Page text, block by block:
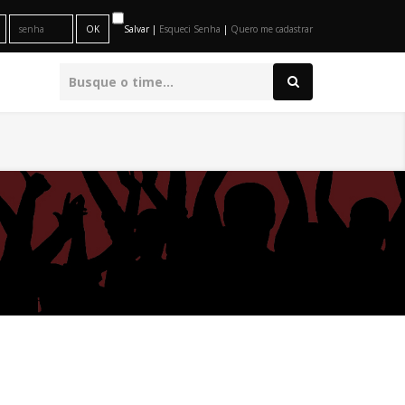
Salvar | Esqueci Senha | Quero me cadastrar